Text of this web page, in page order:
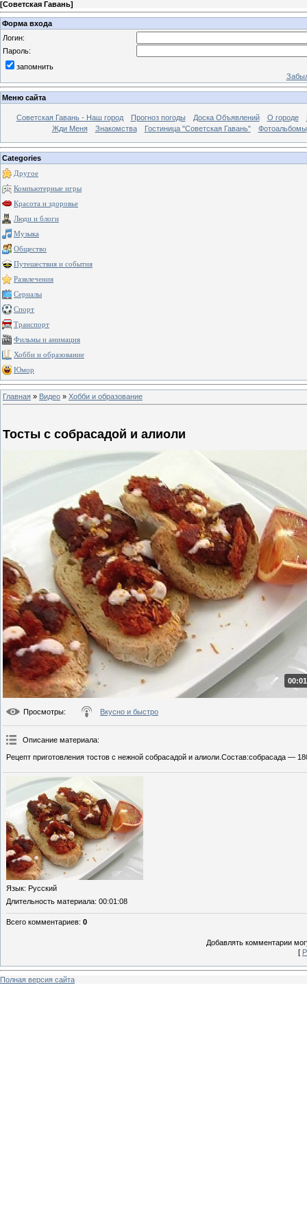
[Советская Гавань]
Форма входа
Логин:
Пароль:
запомнить
Меню сайта
Советская Гавань - Наш город Прогноз погоды Доска Объявлений О городе
Жди Меня
Знакомства Гостиница "Советская Гавань" Фотоальбомы
Categories
Другое
Компьютерные игры
Красота и здоровье
Люди и блоги
Музыка
Общество
Путешествия и события
Развлечения
Сериалы
Спорт
Транспорт
Фильмы и анимация
Хобби и образование
Юмор
Главная » Видео » Хобби и образование
Тосты с собрасадой и алиоли
Просмотры: Вкусно и быстро
Описание материала:
Рецепт приготовления тостов с нежной собрасадой и алиоли.Состав:собрасада —
Язык: Русский
Длительность материала: 00:01:08
Всего комментариев: 0
Добавлять комментарии
[
Полная версия сайта